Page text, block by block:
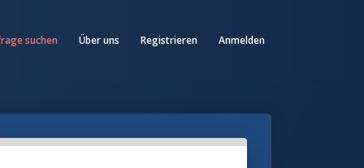
suchen Über uns Registrieren Anmelden